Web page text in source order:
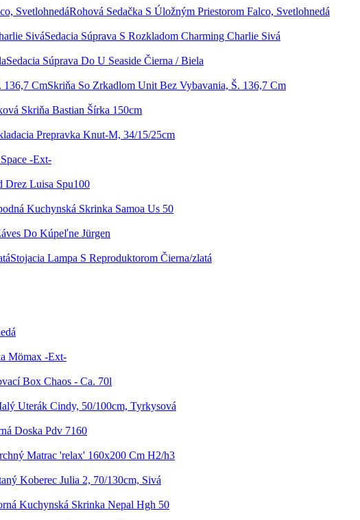
Rohová Sedačka S Úložným Priestorom Falco, Svetlohnedá
Sedacia Súprava S Rozkladom Charming Charlie Sivá
Sedacia Súprava Do U Seaside Čierna / Biela
Skriňa So Zrkadlom Unit Bez Vybavania, Š. 136,7 Cm
Skriňa Bastian Šírka 150cm
Prepravka Knut-M, 34/15/25cm
-Ext-
Drez Luisa Spu100
Kuchynská Skrinka Samoa Us 50
Do Kúpeľne Jürgen
Stojacia Lampa S Reproduktorom Čierna/zlatá
Mömax -Ext-
Box Chaos - Ca. 70l
Uterák Cindy, 50/100cm, Tyrkysová
Doska Pdv 7160
Matrac 'relax' 160x200 Cm H2/h3
Koberec Julia 2, 70/130cm, Sivá
Kuchynská Skrinka Nepal Hgh 50